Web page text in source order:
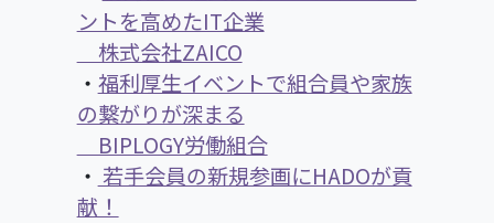
ントを高めたIT企業
株式会社ZAICO
・ 福利厚生イベントで組合員や家族
の繋がりが深まる
BIPLOGY労働組合
・ 若手会員の新規参画にHADOが貢
献！